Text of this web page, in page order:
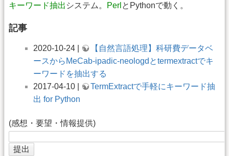
キーワード抽出 システム。 Perl とPythonで動く。
記事
2020-10-24 |
【自然言語処理】科研費データベ
ースからMeCab-ipadic-neologdとtermextractでキ
ーワードを抽出する
2017-04-10 |
TermExtractで手軽にキーワード抽
出 for Python
(感想・要望・情報提供)